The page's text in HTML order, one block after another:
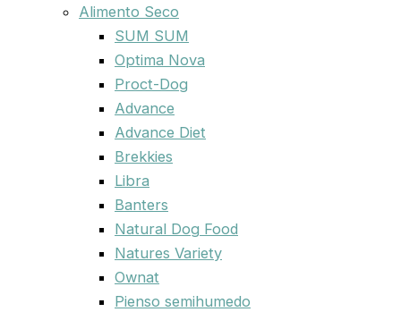
Alimento Seco
SUM SUM
Optima Nova
Proct-Dog
Advance
Advance Diet
Brekkies
Libra
Banters
Natural Dog Food
Natures Variety
Ownat
Pienso semihumedo